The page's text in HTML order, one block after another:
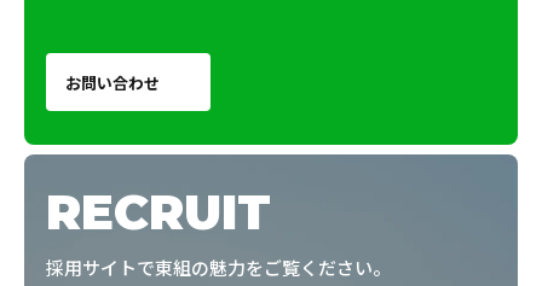
お問い合わせ
RECRUIT
採用サイトで東組の魅力をご覧ください。